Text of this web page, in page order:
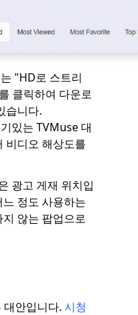
"HD로 스트리
클릭하여 다운로
습니다.
있는 TVMuse 대
비디오 해상도를
광고 게재 위치입
정도 사용하는
않는 팝업으로
안입니다. 시청